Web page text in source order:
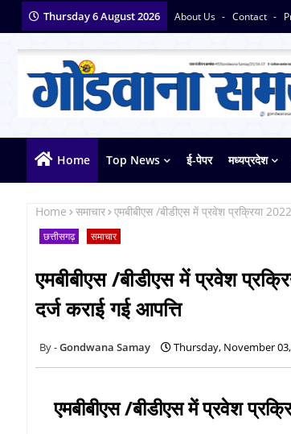
Thursday 6 August 2026 About Us Contact
Home Top News ई-पेपर मध्यप्रदेश
Home समाचार एमबीबीएस /बीडीएस में प्रवेश प्रक्रिया
छत्तीसगढ़ समाचार
एमबीबीएस /बीडीएस में प्रवेश
दर्ज कराई गई आपत्ति
Gondwana Samay Thursday, November
एमबीबीएस /बीडीएस में प्रवेश